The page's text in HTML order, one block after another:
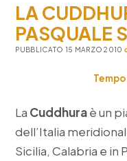
LA
PASQUALE
PUBBLICATO 15 MARZO 2010
La Cuddhuraè un
dell’Italia
Sicilia, Calabria e in